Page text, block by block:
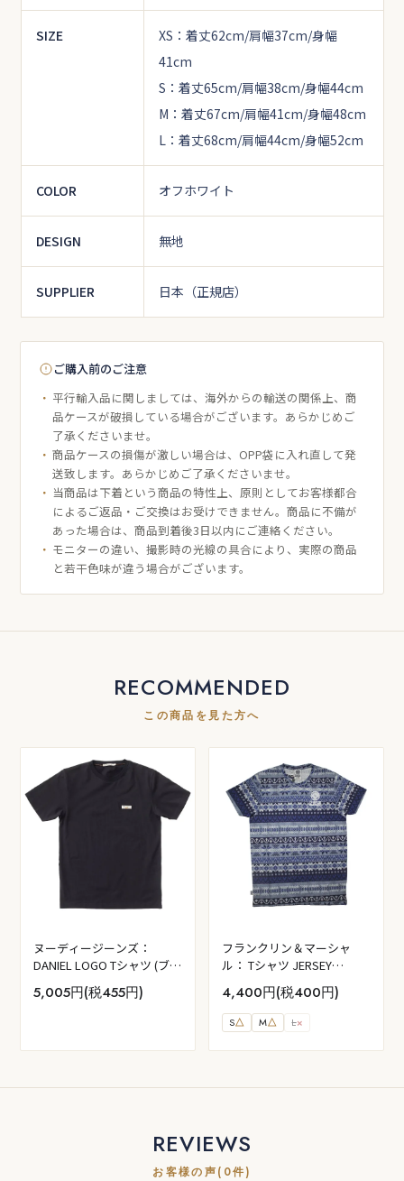
SIZE
XS：着丈62cm/肩幅37cm/身幅
41cm
S：着丈65cm/肩幅38cm/身幅44cm
M：着丈67cm/肩幅41cm/身幅48cm
L：着丈68cm/肩幅44cm/身幅52cm
COLOR オフホワイト
DESIGN 無地
SUPPLIER 日本（正規店）
ご購入前のご注意
平行輸入品に関しましては、海外からの輸送の関係上、商
品ケースが破損している場合がございます。あらかじめご
了承くださいませ。
商品ケースの損傷が激しい場合は、OPP袋に入れ直して発
送致します。あらかじめご了承くださいませ。
当商品は下着という商品の特性上、原則としてお客様都合
によるご返品・ご交換はお受けできません。商品に不備が
あった場合は、商品到着後3日以内にご連絡ください。
モニターの違い、撮影時の光線の具合により、実際の商品
と若干色味が違う場合がございます。
RECOMMENDED
この商品を見た方へ
ヌーディージーンズ：
DANIEL LOGO Tシャツ (ブラ
5,005円(税455円)
フランクリン＆マーシャ
ル： Tシャツ JERSEY
ROUND NECK SHORT (ブル
ー）
4,400円(税400円)
S△ M△ L×
REVIEWS
お客様の声(0件)